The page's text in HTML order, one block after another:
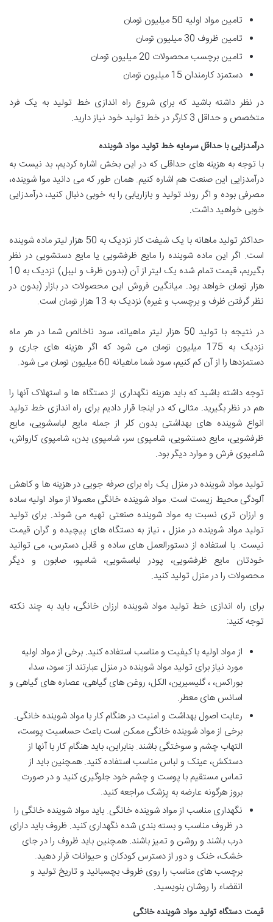
تامین مواد اولیه 50 میلیون تومان
تامین ظروف 30 میلیون تومان
تامین برچسب محصولات 20 میلیون تومان
دستمزد کارمندان 15 میلیون تومان
در نظر داشته باشید که برای شروع راه اندازی خط تولید به یک فرد
متخصص و حداقل 3 کارگر در خط تولید خود نیاز دارید.
درآمدزایی با حداقل سرمایه خط تولید مواد شوینده
با توجه به هزینه های حداقلی که در این بخش اشاره کردیم، بد نیست به
درآمدزایی این صنعت هم اشاره کنیم. همان طور که می دانید موا شوینده،
مصرفی بوده و اگر روند تولید و بازاریابی را به خوبی دنبال کنید، درآمدزایی
خوبی خواهید داشت.
حداکثر تولید ماهانه با یک شیفت کار نزدیک به 50 هزار لیتر ماده شوینده
است. اگر این ماده شوینده را مایع ظرفشویی یا مایع دستشویی در نظر
بگیریم، قیمت تمام شده یک لیتر از آن (بدون ظرف و لیبل) نزدیک به 10
هزار تومان خواهد بود. میانگین فروش این محصولات در بازار (بدون در
نظر گرفتن ظرف و برچسب و غیره) نزدیک به 13 هزار تومان است.
در نتیجه با تولید 50 هزار لیتر ماهیانه، سود ناخالص شما در هر ماه
نزدیک به 175 میلیون تومان می شود که اگر هزینه های جاری و
دستمزدها را از آن کم کنیم، سود شما ماهیانه 60 میلیون تومان می شود.
توجه داشته باشید که باید هزینه نگهداری از دستگاه ها و استهلاک آنها را
هم در نظر بگیرید. مثالی که در اینجا قرار دادیم برای راه اندازی خط تولید
انواع شوینده های بهداشتی بدون کلر از جمله مایع لباسشویی، مایع
ظرفشویی، مایع دستشویی، شامپوی سر، شامپوی بدن، شامپوی کارواش،
شامپوی فرش و موارد دیگر بود.
تولید مواد شوینده در منزل یک راه برای صرفه جویی در هزینه ها و کاهش
آلودگی محیط زیست است. مواد شوینده خانگی معمولا از مواد اولیه ساده
و ارزان تری نسبت به مواد شوینده صنعتی تهیه می شوند. برای تولید
تولید مواد شوینده در منزل ، نیاز به دستگاه های پیچیده و گران قیمت
نیست. با استفاده از دستورالعمل های ساده و قابل دسترس، می توانید
خودتان مایع ظرفشویی، پودر لباسشویی، شامپو، صابون و دیگر
محصولات را در منزل تولید کنید.
برای راه اندازی خط تولید مواد شوینده ارزان خانگی، باید به چند نکته
توجه کنید:
از مواد اولیه با کیفیت و مناسب استفاده کنید. برخی از مواد اولیه
مورد نیاز برای تولید مواد شوینده در منزل عبارتند از: سود، سدا،
بوراکس، ، گلیسیرین، الکل، روغن های گیاهی، عصاره های گیاهی و
اسانس های معطر.
رعایت اصول بهداشت و امنیت در هنگام کار با مواد شوینده خانگی.
برخی از مواد شوینده خانگی ممکن است باعث حساسیت پوست،
التهاب چشم و سوختگی باشند. بنابراین، باید هنگام کار با آنها از
دستکش، عینک و لباس مناسب استفاده کنید. همچنین باید از
تماس مستقیم با پوست و چشم خود جلوگیری کنید و در صورت
بروز هرگونه عارضه به پزشک مراجعه کنید.
نگهداری مناسب از مواد شوینده خانگی. باید مواد شوینده خانگی را
در ظروف مناسب و بسته بندی شده نگهداری کنید. ظروف باید دارای
درب باشند و روشن و تمیز باشند. همچنین باید ظروف را در جای
خشک، خنک و دور از دسترس کودکان و حیوانات قرار دهید.
برچسب های مناسب را روی ظروف بچسبانید و تاریخ تولید و
انقضاء را روشان بنویسید.
قیمت دستگاه تولید مواد شوینده خانگی